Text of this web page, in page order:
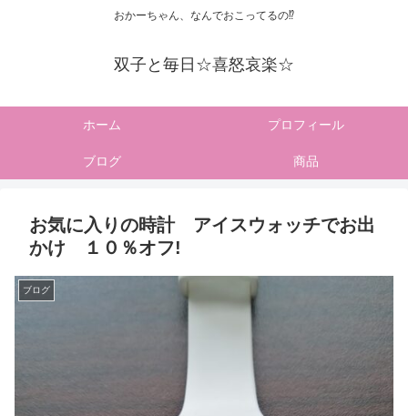
おかーちゃん、なんでおこってるの⁉
双子と毎日☆喜怒哀楽☆
ホーム プロフィール
ブログ 商品
お気に入りの時計 アイスウォッチでお出
かけ １０％オフ!
ブログ